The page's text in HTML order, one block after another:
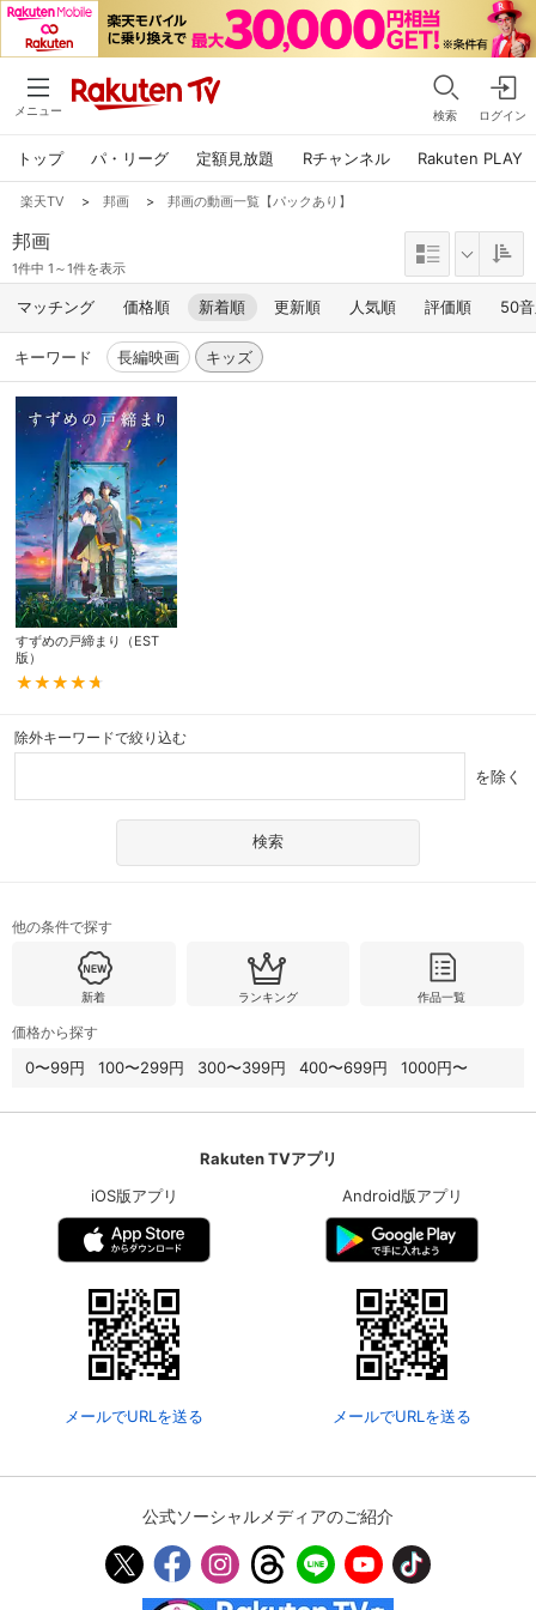
メニュー 検索 ログイン
トップ パ・リーグ 定額見放題 Rチャンネル Rakuten PLAY
楽天TV > 邦画 > 邦画の動画一覧【パックあり】
邦画
1件中 1～1件を表示
マッチング 価格順 新着順 更新順 人気順 評価順 50
キーワード 長編映画 キッズ
すずめの戸締まり（EST
版）
除外キーワードで絞り込む
を除く
他の条件で探す
新着 ランキング 作品一覧
価格から探す
0〜99円 100〜299円 300〜399円 400〜699円 1000円〜
Rakuten TVアプリ
iOS版アプリ
メールでURLを送る
Android版アプリ
メールでURLを送る
公式ソーシャルメディアのご紹介